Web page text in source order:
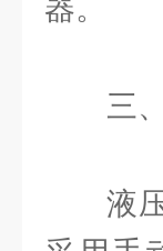
器。
三
液